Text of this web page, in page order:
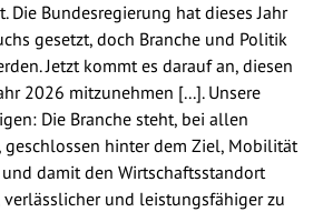
Die Bundesregierung hat dieses Jahr
gesetzt, doch Branche und Politik
Jetzt kommt es darauf an, diesen
2026 mitzunehmen [...]. Unsere
Die Branche steht, bei allen
geschlossen hinter dem Ziel, Mobilität
damit den Wirtschaftsstandort
und leistungsfähiger zu